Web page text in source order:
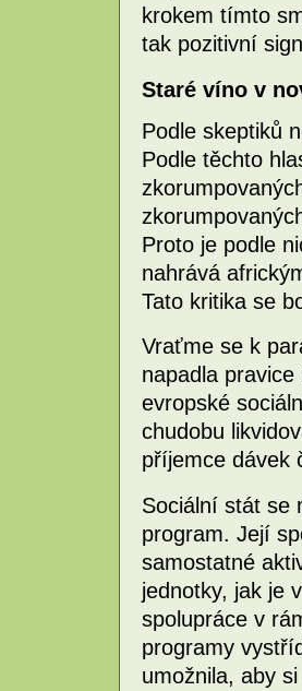
krokem tímto
tak pozitivní
Staré víno v
Podle skeptiků
Podle těchto
Proto je podle
nahrává
Tato kritika se
Vraťme se k
napadla
evropské
chudobu
příjemce dávek
Sociální stát se
program. Její
samostatné
jednotky, jak je
spolupráce v
programy
umožnila, aby